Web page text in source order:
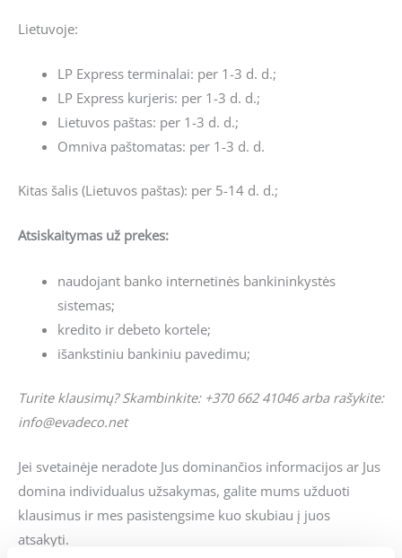
Lietuvoje:
LP Express terminalai: per 1-3 d. d.;
LP Express kurjeris: per 1-3 d. d.;
Lietuvos paštas: per 1-3 d. d.;
Omniva paštomatas: per 1-3 d. d.
Kitas šalis (Lietuvos paštas): per 5-14 d. d.;
Atsiskaitymas už prekes:
naudojant banko internetinės bankininkystės
sistemas;
kredito ir debeto kortele;
išankstiniu bankiniu pavedimu;
Turite klausimų? Skambinkite: +370 662 41046 arba rašykite:
info@evadeco.net
Jei svetainėje neradote Jus dominančios informacijos ar Jus
domina individualus užsakymas, galite mums užduoti
klausimus ir mes pasistengsime kuo skubiau į juos
atsakyti.